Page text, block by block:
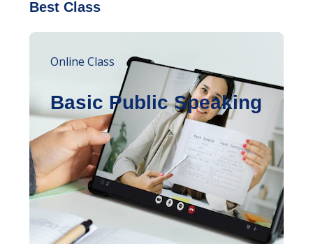
Best Class
Online Class
Basic Public Speaking